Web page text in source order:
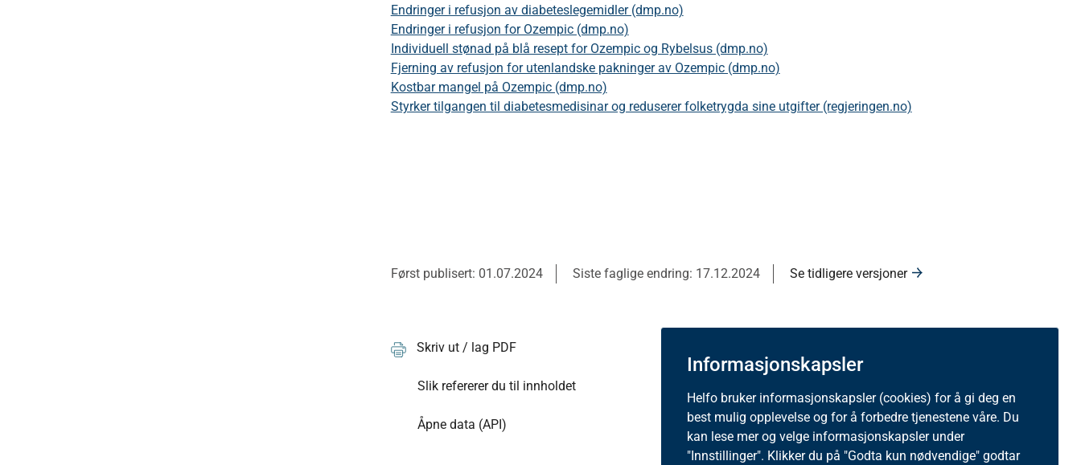
Informasjonskapsler
Helfo bruker informasjonskapsler (cookies) for å gi deg en
best mulig opplevelse og for å forbedre tjenestene våre. Du
kan lese mer og velge informasjonskapsler under
"Innstillinger". Klikker du på "Godta kun nødvendige" godtar
Endringer i refusjon av diabeteslegemidler (dmp.no)
Endringer i refusjon for Ozempic (dmp.no)
Individuell stønad på blå resept for Ozempic og Rybelsus (dmp.no)
Fjerning av refusjon for utenlandske pakninger av Ozempic (dmp.no)
Kostbar mangel på Ozempic (dmp.no)
Styrker tilgangen til diabetesmedisinar og reduserer folketrygda sine utgifter (regjeringen.no)
Først publisert: 01.07.2024 Siste faglige endring: 17.12.2024 Se tidligere versjoner
Skriv ut / lag PDF
Slik refererer du til innholdet
Åpne data (API)